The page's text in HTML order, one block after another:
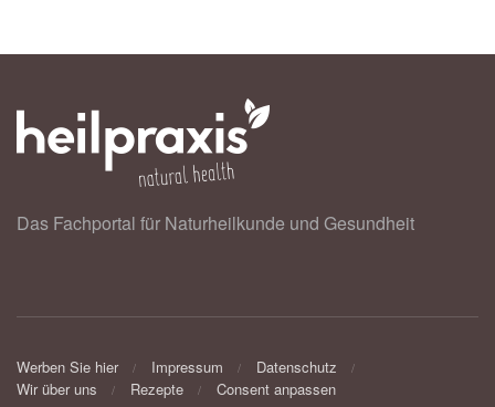
Das Fachportal für Naturheilkunde und Gesundheit
Werben Sie hier Impressum
Datenschutz
Wir über uns
Rezepte Consent anpassen